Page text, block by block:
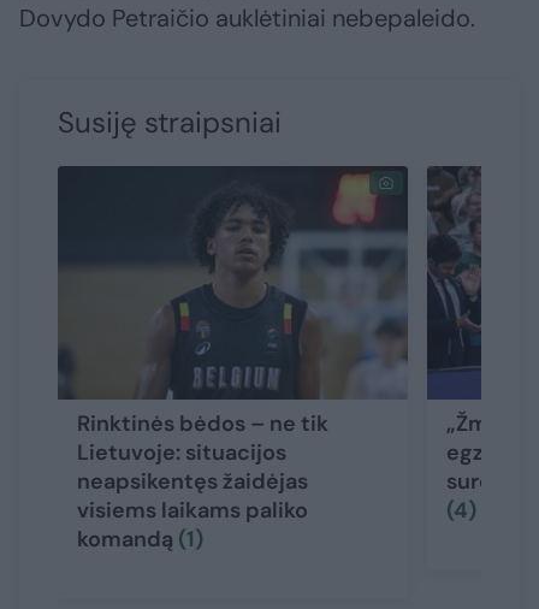
Dovydo Petraičio auklėtiniai nebepaleido.
Susiję straipsniai
Rinktinės bėdos – ne tik
Lietuvoje: situacijos
neapsikentęs žaidėjas
visiems laikams paliko
komandą (1)
(4)